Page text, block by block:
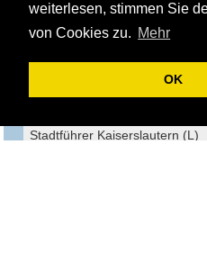
weiterlesen, stimmen Sie
von Cookies zu. Mehr
OK
Gemeindeführer
Stadtführer Bad Kreuznach (G)
Reiseführer Losheim am See
Stadtführer Kaiserslautern (L)